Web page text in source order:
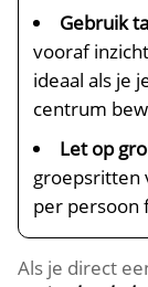
Gebruik
vooraf
ideaal als je
centrum
Let op
groepsritten
per persoon
Als je direct